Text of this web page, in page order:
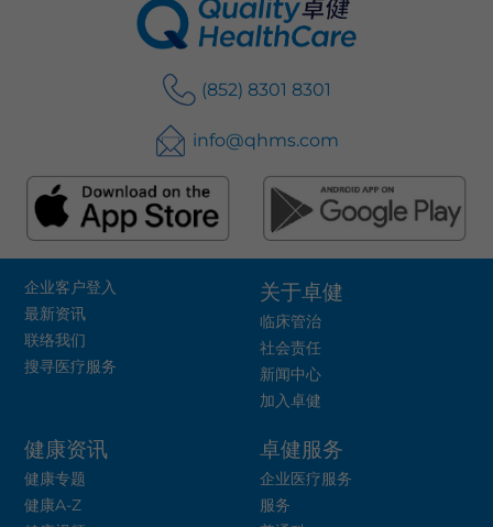
(852) 8301 8301
info@qhms.com
企业客户登入
最新资讯
联络我们
搜寻医疗服务
关于卓健
临床管治
社会责任
新闻中心
加入卓健
健康资讯
健康专题
健康A-Z
卓健服务
企业医疗服务
服务